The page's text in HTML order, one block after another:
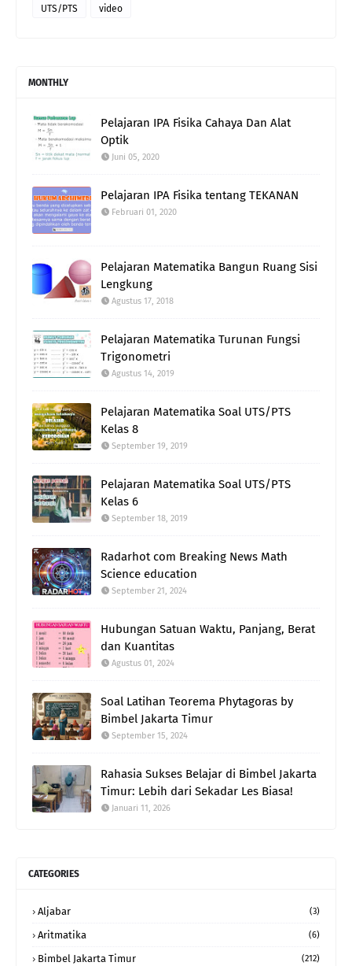
UTS/PTS video
MONTHLY
Pelajaran IPA Fisika Cahaya Dan Alat
Optik
Juni 05, 2020
Pelajaran IPA Fisika tentang TEKANAN
Februari 01, 2020
Pelajaran Matematika Bangun Ruang Sisi
Lengkung
Agustus 17, 2018
Pelajaran Matematika Turunan Fungsi
Trigonometri
Agustus 14, 2019
Pelajaran Matematika Soal UTS/PTS
Kelas 8
September 19, 2019
Pelajaran Matematika Soal UTS/PTS
Kelas 6
September 18, 2019
Radarhot com Breaking News Math
Science education
September 21, 2024
Hubungan Satuan Waktu, Panjang, Berat
dan Kuantitas
Agustus 01, 2024
Soal Latihan Teorema Phytagoras by
Bimbel Jakarta Timur
September 15, 2024
Rahasia Sukses Belajar di Bimbel Jakarta
Timur: Lebih dari Sekadar Les Biasa!
Januari 11, 2026
CATEGORIES
Aljabar (3)
Aritmatika (6)
Bimbel Jakarta Timur (212)